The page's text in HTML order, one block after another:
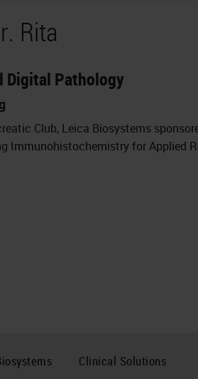
Rita
Digital Pathology
Club, Leica Biosystems
Immunohistochemistry for Applied
Clinical Solutions